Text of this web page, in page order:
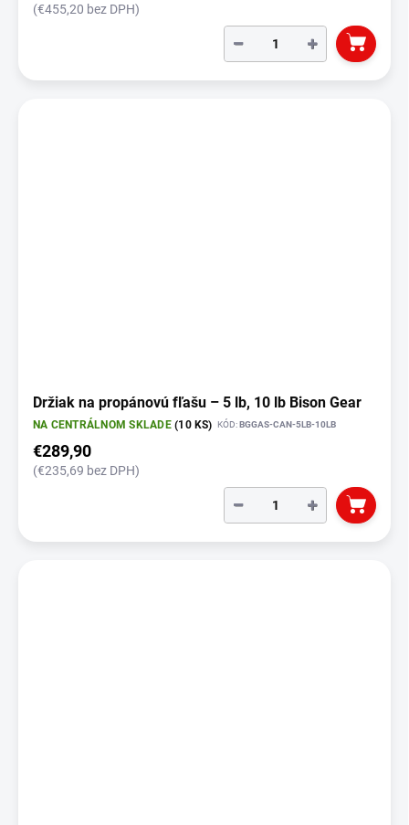
(€455,20 bez DPH)
+
−
Držiak na propánovú fľašu – 5 lb, 10 lb Bison Gear
NA CENTRÁLNOM SKLADE(10 KS) KÓD: BGGAS-CAN-5LB-10LB
€289,90
(€235,69 bez DPH)
+
−